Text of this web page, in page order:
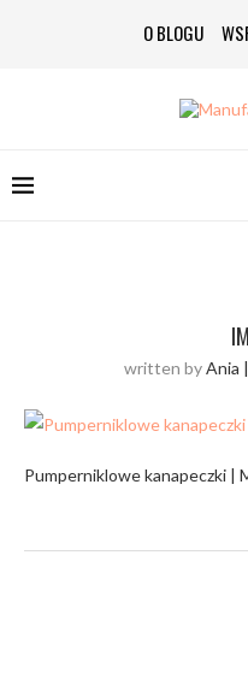
O BLOGU
written byAnia
Pumperniklowe kanapeczki |